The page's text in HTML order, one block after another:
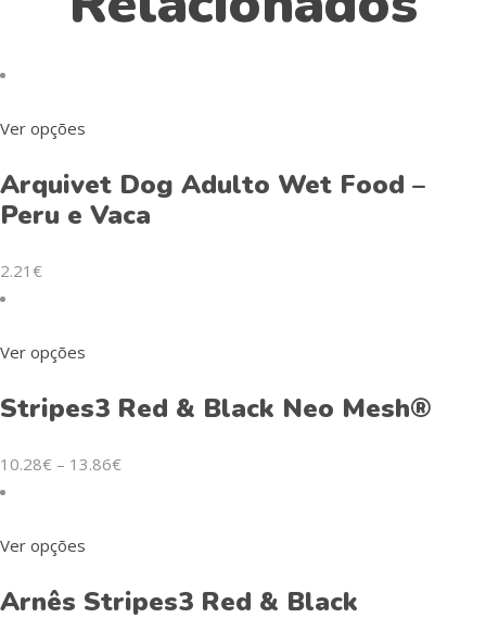
Ver opções
Arquivet Dog Adulto Wet Food –
Peru e Vaca
2.21 €
Ver opções
Stripes3 Red & Black Neo Mesh®
10.28€ – 13.86€
Ver opções
Arnês Stripes3 Red & Black